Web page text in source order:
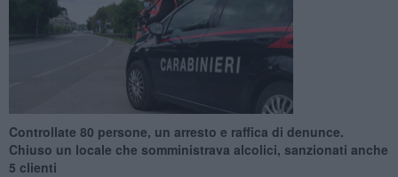
Controllate 80 persone, un arresto e raffica di denunce.
Chiuso un locale che somministrava alcolici, sanzionati anche
5 clienti